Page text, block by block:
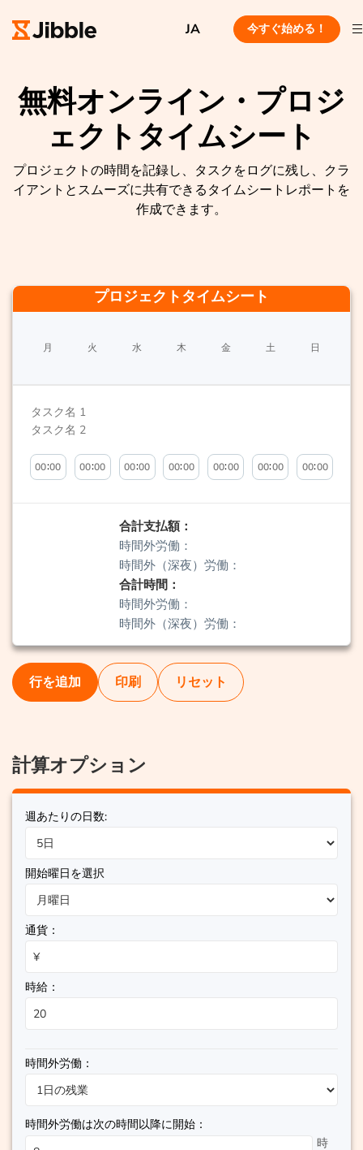
JA 今すぐ始める！
無料オンライン・プロジ
ェクトタイムシート
プロジェクトの時間を記録し、タスクをログに残し、クラ
イアントとスムーズに共有できるタイムシートレポートを
作成できます。
プロジェクトタイムシート
月 火 水 木 金 土 日
: : : : : : :
合計支払額：
時間外労働：
時間外（深夜）労働：
合計時間：
時間外労働：
時間外（深夜）労働：
行を追加 印刷 リセット
計算オプション
週あたりの日数:
開始曜日を選択
通貨：
時給：
時間外労働：
時間外労働は次の時間以降に開始：
時